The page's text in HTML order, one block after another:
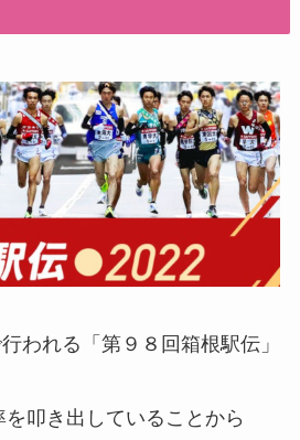
われる「第９８回箱根駅伝」
叩き出していることから